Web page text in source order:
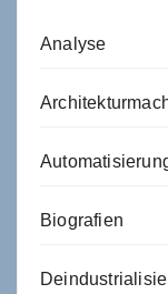
Analyse
Biografien